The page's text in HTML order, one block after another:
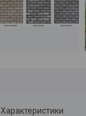
Характеристики